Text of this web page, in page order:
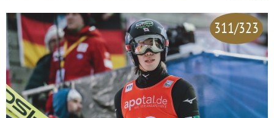
311/323